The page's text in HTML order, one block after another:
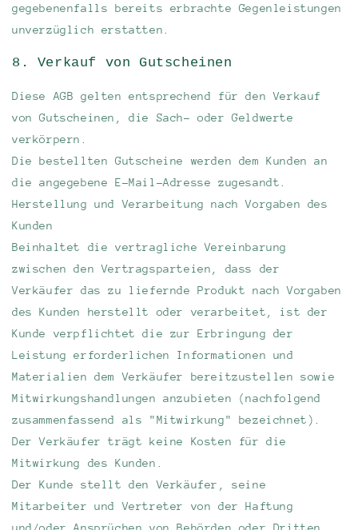
gegebenenfalls bereits erbrachte Gegenleistungen
unverzüglich erstatten.
8. Verkauf von Gutscheinen
Diese AGB gelten entsprechend für den Verkauf
von Gutscheinen, die Sach- oder Geldwerte
verkörpern.
Die bestellten Gutscheine werden dem Kunden an
die angegebene E-Mail-Adresse zugesandt.
Herstellung und Verarbeitung nach Vorgaben des
Kunden
Beinhaltet die vertragliche Vereinbarung
zwischen den Vertragsparteien, dass der
Verkäufer das zu liefernde Produkt nach Vorgaben
des Kunden herstellt oder verarbeitet, ist der
Kunde verpflichtet die zur Erbringung der
Leistung erforderlichen Informationen und
Materialien dem Verkäufer bereitzustellen sowie
Mitwirkungshandlungen anzubieten (nachfolgend
zusammenfassend als "Mitwirkung" bezeichnet).
Der Verkäufer trägt keine Kosten für die
Mitwirkung des Kunden.
Der Kunde stellt den Verkäufer, seine
Mitarbeiter und Vertreter von der Haftung